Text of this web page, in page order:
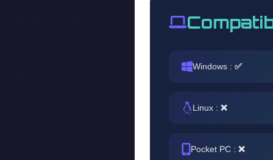
Windows : ✅
Linux : ❌
Pocket PC : ❌